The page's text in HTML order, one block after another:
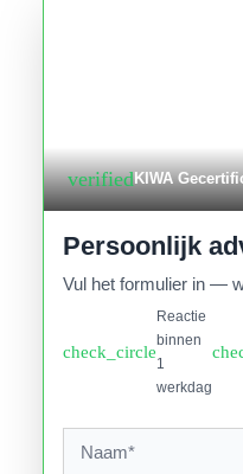
verifiedKIWA
Persoonlijk
Vul het formulier in —
check_circle
Reactie
binnen
1
werkdag